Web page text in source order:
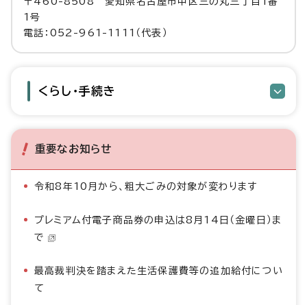
1号
電話：052-961-1111（代表）
くらし・手続き
重要なお知らせ
令和8年10月から、粗大ごみの対象が変わります
プレミアム付電子商品券の申込は8月14日（金曜日）ま
で
最高裁判決を踏まえた生活保護費等の追加給付につい
て